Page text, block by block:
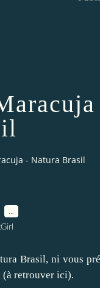
- Natura Brasil
Brasil, ni vous
(à retrouver ici).